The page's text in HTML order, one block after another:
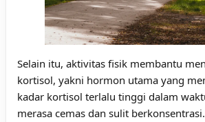
Selain itu, aktivitas fisik membantu
kortisol, yakni hormon utama yang
kadar kortisol terlalu tinggi dalam
merasa cemas dan sulit